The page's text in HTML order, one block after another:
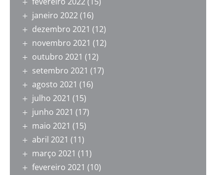
janeiro 2022(16)
dezembro 2021 (12)
novembro 2021 (12)
outubro 2021 (12)
setembro 2021 (17)
agosto 2021 (16)
julho 2021 (15)
junho 2021 (17)
maio 2021 (15)
abril 2021 (11)
março 2021 (11)
fevereiro 2021 (10)